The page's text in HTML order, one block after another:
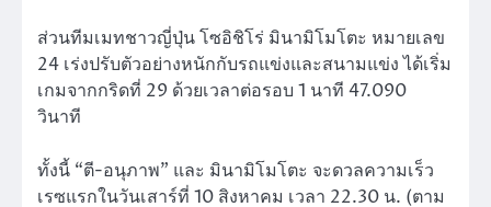
ส่วนทีมเมทชาวญี่ปุ่น โซอิชิโร่ มินามิโมโตะ หมายเลข
24 เร่งปรับตัวอย่างหนักกับรถแข่งและสนามแข่ง ได้เริ่ม
เกมจากกริดที่ 29 ด้วยเวลาต่อรอบ 1 นาที 47.090
วินาที
ทั้งนี้ “ตี-อนุภาพ” และ มินามิโมโตะ จะดวลความเร็ว
เรซแรกในวันเสาร์ที่ 10 สิงหาคม เวลา 22.30 น. (ตาม